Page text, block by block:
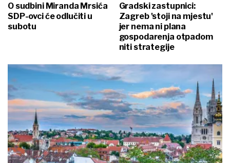
O sudbini Miranda Mrsića
SDP-ovci će odlučiti u
subotu
Gradski zastupnici:
Zagreb 'stoji na mjestu'
jer nema ni plana
gospodarenja otpadom
niti strategije